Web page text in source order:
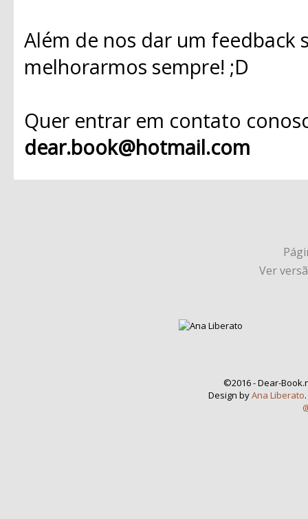
Além de nos dar um
melhorarmos sempre! ;D
Quer entrar em contato
dear.book@hotmail.com
Ver
©2016 - Dear-
Design byAna Liberato